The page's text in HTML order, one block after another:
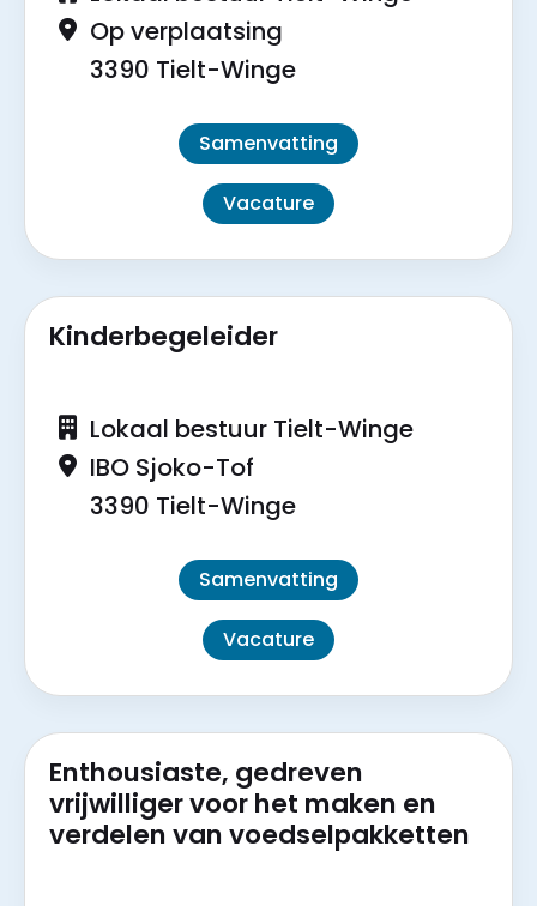
Op verplaatsing
3390 Tielt-Winge
Samenvatting
Vacature
Kinderbegeleider
Lokaal bestuur Tielt-Winge
IBO Sjoko-Tof
3390 Tielt-Winge
Samenvatting
Vacature
Enthousiaste, gedreven
vrijwilliger voor het maken en
verdelen van voedselpakketten